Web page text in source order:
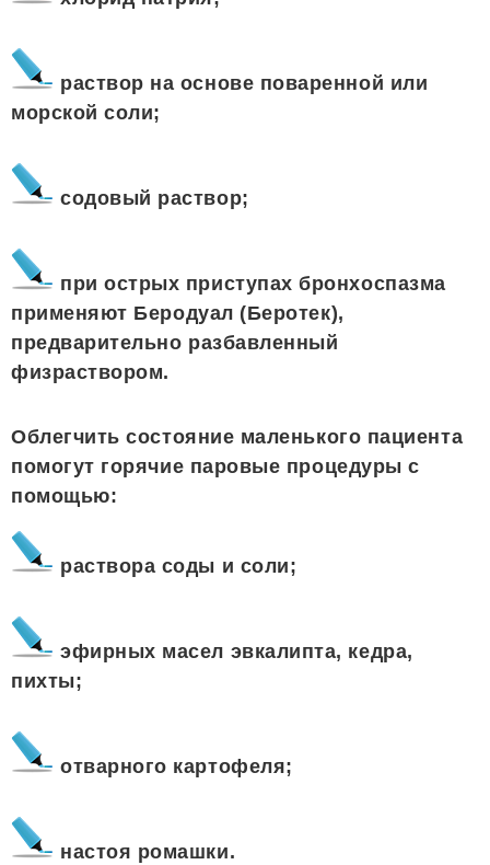
раствор на основе поваренной или
морской соли;
содовый раствор;
при острых приступах бронхоспазма
применяют Беродуал (Беротек),
предварительно разбавленный
физраствором.
Облегчить состояние маленького пациента
помогут горячие паровые процедуры с
помощью:
раствора соды и соли;
эфирных масел эвкалипта, кедра,
пихты;
отварного картофеля;
настоя ромашки.